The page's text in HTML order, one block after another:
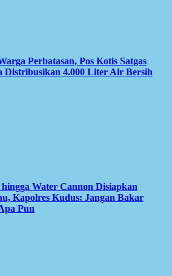
Perbatasan, Pos Kotis Satgas
Distribusikan 4.000 Liter Air Bersih
Water Cannon Disiapkan
Kapolres Kudus: Jangan Bakar
Pun